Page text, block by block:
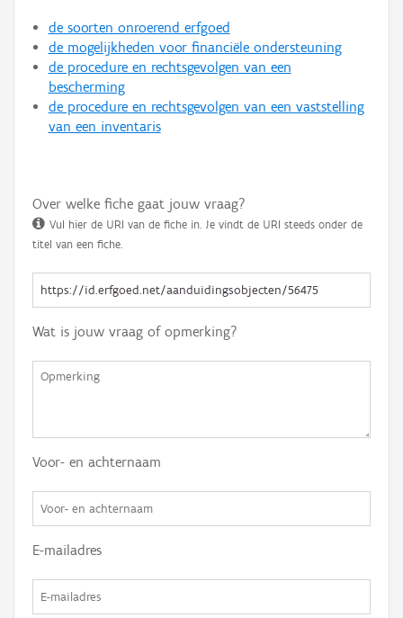
de soorten onroerend erfgoed
de mogelijkheden voor financiële ondersteuning
de procedure en rechtsgevolgen van een
bescherming
de procedure en rechtsgevolgen van een vaststelling
van een inventaris
Over welke fiche gaat jouw vraag?
Vul hier de URI van de fiche in. Je vindt de URI steeds onder de
titel van een fiche.
Wat is jouw vraag of opmerking?
Voor- en achternaam
E-mailadres